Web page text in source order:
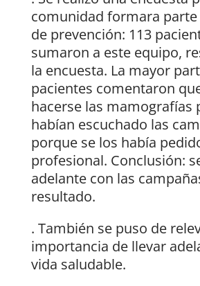
comunidad formara
de prevención: 113
sumaron a este equipo,
la encuesta. La mayor
pacientes comentaron
hacerse las mamografías
habían escuchado las
porque se los había
profesional. Conclusión:
adelante con las
resultado.
. También se puso de
importancia de llevar
vida saludable.